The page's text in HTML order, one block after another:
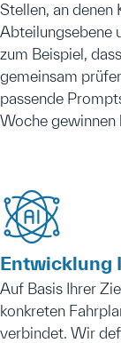
Stellen, an
Abteilungsebene
zum Beispiel,
gemeinsam
passende
Woche gewinnen
Entwicklung
Auf Basis Ihrer
konkreten
verbindet. Wir